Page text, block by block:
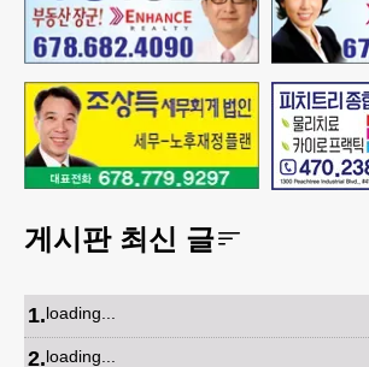
게시판 최신 글
1.loading...
2.loading...